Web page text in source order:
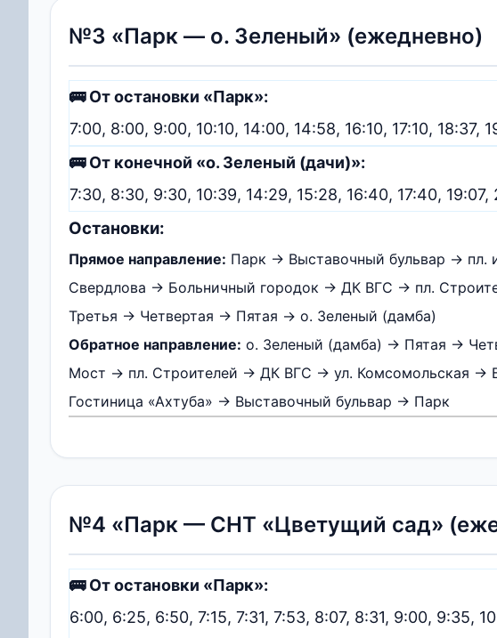
№3 «Парк — о. Зеленый» (ежедневно)
🚌 От остановки «Парк»:
7:00, 8:00, 9:00, 10:10, 14:00, 14:58, 16:10, 17:10, 18:37,
🚌 От конечной «о. Зеленый (дачи)»:
7:30, 8:30, 9:30, 10:39, 14:29, 15:28, 16:40, 17:40, 19:07,
Остановки:
Прямое направление: Парк → Выставочный бульвар → пл.
Свердлова → Больничный городок → ДК ВГС → пл.
Третья → Четвертая → Пятая → о. Зеленый (дамба)
Обратное направление: о. Зеленый (дамба) → Пятая →
Мост → пл. Строителей → ДК ВГС → ул. Комсомольская →
Гостиница «Ахтуба» → Выставочный бульвар → Парк
№4 «Парк — СНТ «Цветущий сад»
🚌 От остановки «Парк»:
6:00, 6:25, 6:50, 7:15, 7:31, 7:53, 8:07, 8:31, 9:00, 9:35,